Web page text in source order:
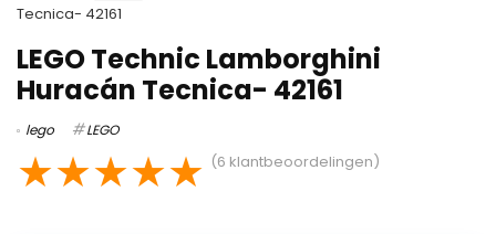
Tecnica- 42161
LEGO Technic Lamborghini
Huracán Tecnica- 42161
lego LEGO
★★★★★ (6 klantbeoordelingen)